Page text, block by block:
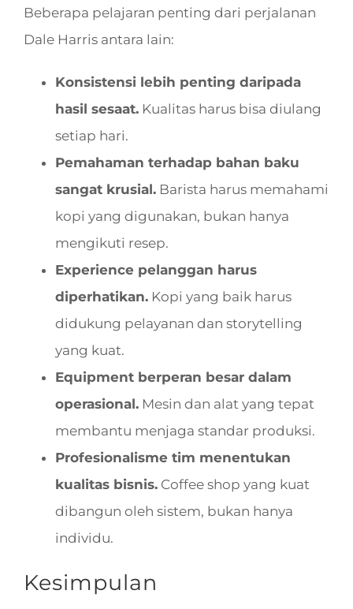
Beberapa pelajaran penting dari perjalanan
Dale Harris antara lain:
Konsistensi lebih penting daripada
hasil sesaat.Kualitas harus bisa diulang
setiap hari.
Pemahaman terhadap bahan baku
sangat krusial.Barista harus memahami
kopi yang digunakan, bukan hanya
mengikuti resep.
Experience pelanggan harus
diperhatikan.Kopi yang baik harus
didukung pelayanan dan storytelling
yang kuat.
Equipment berperan besar dalam
operasional.Mesin dan alat yang tepat
membantu menjaga standar produksi.
Profesionalisme tim menentukan
kualitas bisnis.Coffee shop yang kuat
dibangun oleh sistem, bukan hanya
individu.
Kesimpulan